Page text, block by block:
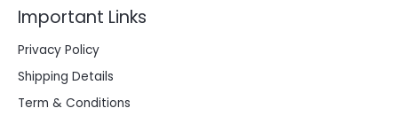
Important Links
Privacy Policy
Shipping Details
Term & Conditions